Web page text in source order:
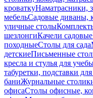
кроваткуНаматрасники,
мебельСадовые диваны,
уличные столы
шезлонгиКачели садовые
походныеСтолы для сада
детскиеПисьменные
кресла и стулья для
табуретки, подставки
баниЖурнальные
офисаСтолы офисные,